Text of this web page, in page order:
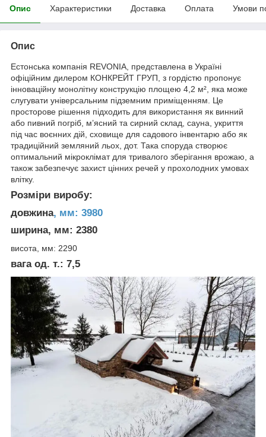
Опис Характеристики Доставка Оплата Умови
Опис
Естонська компанія REVONIA, представлена в Україні
офіційним дилером КОНКРЕЙТ ГРУП, з гордістю пропонує
інноваційну монолітну конструкцію площею 4,2 м², яка може
слугувати універсальним підземним приміщенням. Це
просторове рішення підходить для використання як винний
або пивний погріб, м’ясний та сирний склад, сауна, укриття
під час воєнних дій, сховище для садового інвентарю або як
традиційний земляний льох, дот. Така споруда створює
оптимальний мікроклімат для тривалого зберігання врожаю, а
також забезпечує захист цінних речей у прохолодних умовах
влітку.
Розміри виробу:
довжина, мм: 3980
ширина, мм: 2380
висота, мм: 2290
вага од. т.: 7,5